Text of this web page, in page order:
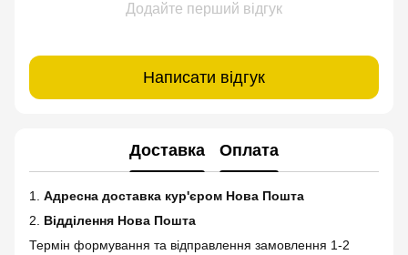
Додайте перший відгук
Написати відгук
Доставка Оплата
1. Адресна доставка кур'єром Нова Пошта
2. Відділення Нова Пошта
Термін формування та відправлення замовлення 1-2